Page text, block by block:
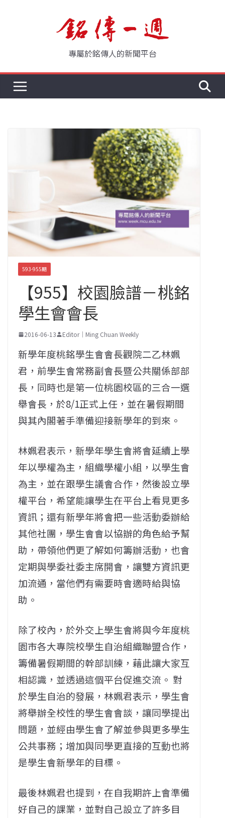
專屬於銘傳人的新聞平台
593-955期
【955】校園臉譜－桃銘
學生會會長
2016-06-13 Editor｜Ming Chuan Weekly
新學年度桃銘學生會會長觀院二乙林姵
君，前學生會常務副會長暨公共關係部部
長，同時也是第一位桃園校區的三合一選
舉會長，於8/1正式上任，並在暑假期間
與其內閣著手準備迎接新學年的到來。
林姵君表示，新學年學生會將會延續上學
年以學權為主，組織學權小組，以學生會
為主，並在跟學生議會合作，然後設立學
權平台，希望能讓學生在平台上看見更多
資訊；還有新學年將會把一些活動委辦給
其他社團，學生會會以協辦的角色給予幫
助，帶領他們更了解如何籌辦活動，也會
定期與學委社委主席開會，讓雙方資訊更
加流通，當他們有需要時會適時給與協
助。
除了校內，於外交上學生會將與今年度桃
園市各大專院校學生自治組織聯盟合作，
籌備暑假期間的幹部訓練，藉此讓大家互
相認識，並透過這個平台促進交流。 對
於學生自治的發展，林姵君表示，學生會
將舉辦全校性的學生會會談，讓同學提出
問題，並經由學生會了解並參與更多學生
公共事務；增加與同學更直接的互動也將
是學生會新學年的目標。
最後林姵君也提到，在自我期許上會準備
好自己的課業，並對自己設立了許多目